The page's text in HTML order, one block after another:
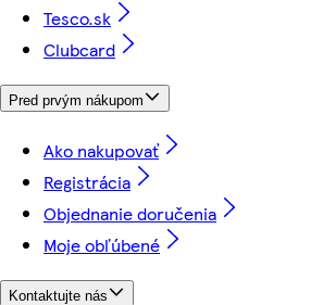
Tesco.sk
Clubcard
Pred prvým nákupom
Ako nakupovať
Registrácia
Objednanie doručenia
Moje obľúbené
Kontaktujte nás